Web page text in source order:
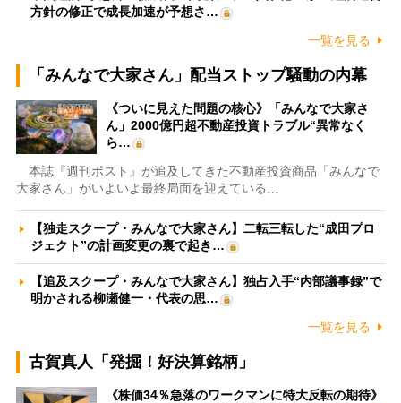
方針の修正で成長加速が予想さ…
一覧を見る
「みんなで大家さん」配当ストップ騒動の内幕
《ついに見えた問題の核心》「みんなで大家さ
ん」2000億円超不動産投資トラブル“異常なく
ら…
本誌『週刊ポスト』が追及してきた不動産投資商品「みんなで
大家さん」がいよいよ最終局面を迎えている…
【独走スクープ・みんなで大家さん】二転三転した“成田プロ
ジェクト”の計画変更の裏で起き…
【追及スクープ・みんなで大家さん】独占入手“内部議事録”で
明かされる柳瀬健一・代表の思…
一覧を見る
古賀真人「発掘！好決算銘柄」
《株価34％急落のワークマンに特大反転の期待》